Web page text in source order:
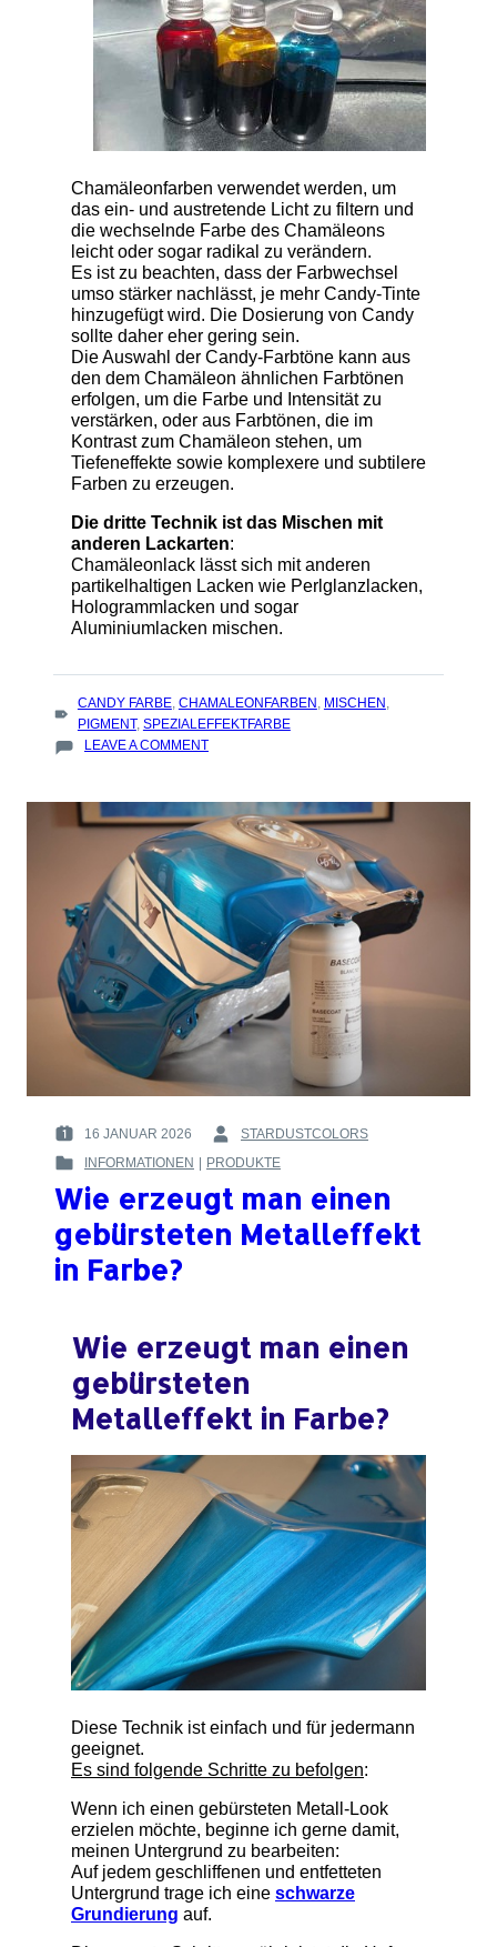
Chamäleonfarben verwendet werden, um
das ein- und austretende Licht zu filtern und
die wechselnde Farbe des Chamäleons
leicht oder sogar radikal zu verändern.
Es ist zu beachten, dass der Farbwechsel
umso stärker nachlässt, je mehr Candy-Tinte
hinzugefügt wird. Die Dosierung von Candy
sollte daher eher gering sein.
Die Auswahl der Candy-Farbtöne kann aus
den dem Chamäleon ähnlichen Farbtönen
erfolgen, um die Farbe und Intensität zu
verstärken, oder aus Farbtönen, die im
Kontrast zum Chamäleon stehen, um
Tiefeneffekte sowie komplexere und subtilere
Farben zu erzeugen.
Die dritte Technik ist das Mischen mit
anderen Lackarten:
Chamäleonlack lässt sich mit anderen
partikelhaltigen Lacken wie Perlglanzlacken,
Hologrammlacken und sogar
Aluminiumlacken mischen.
TAGS
:
CANDY FARBE, CHAMALEONFARBEN, MISCHEN,
PIGMENT, SPEZIALEFFEKTFARBE
LEAVE A COMMENTON
MODIFIZIERUNG
VON
CHAMÄLEON-
UND
ZUM
MISCHEN
MIT
CANDY-
TINTEN
POSTED
ON
:
16 JANUAR 2026
BY
:
STARDUSTCOLORS
POSTED
IN
INFORMATIONEN PRODUKTE
Wie erzeugt man einen
gebürsteten Metalleffekt
in Farbe?
Wie erzeugt man einen
gebürsteten
Metalleffekt in Farbe?
Diese Technik ist einfach und für jedermann
geeignet.
Es sind folgende Schritte zu befolgen:
Wenn ich einen gebürsteten Metall-Look
erzielen möchte, beginne ich gerne damit,
meinen Untergrund zu bearbeiten:
Auf jedem geschliffenen und entfetteten
Untergrund trage ich eine schwarze
Grundierung auf.